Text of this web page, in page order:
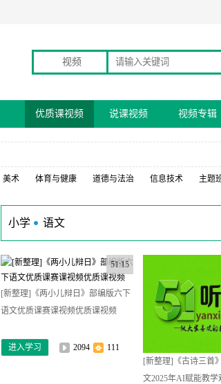
视频
优质课视频 说课视频 视频专辑
美术 体育与健康 道德与法治 信息技术 主题
小学 语文
51:15
[新整理]《两小儿辩日》部编版六下
语文优质课赛课视频优质课视频
进入学习 2094 111
[新整理]《古诗三首
文2025年AI赋能教学